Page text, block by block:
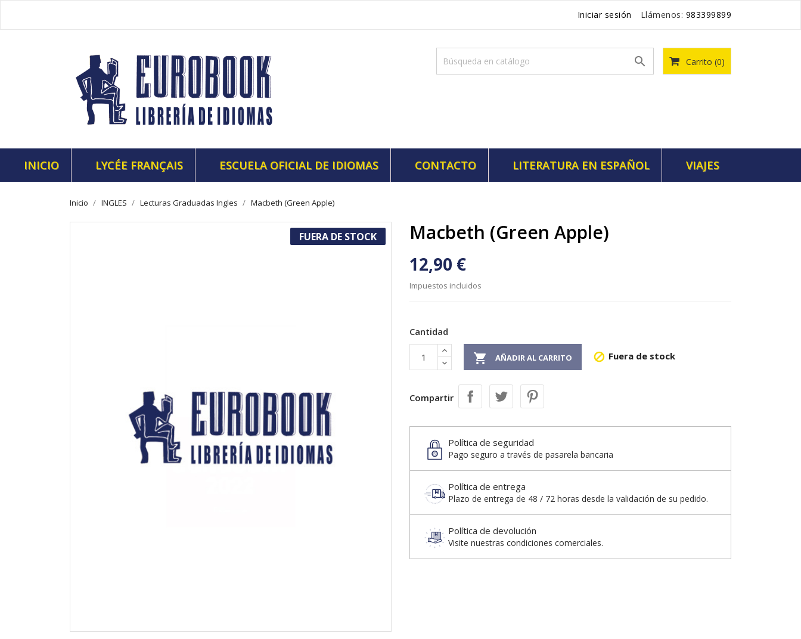
Iniciar sesión Llámenos: 983399899
Carrito (0)

INICIO LYCÉE FRANÇAIS ESCUELA OFICIAL DE IDIOMAS CONTACTO LITERATURA EN ESPAÑOL VIAJES
Inicio INGLES Lecturas Graduadas Ingles Macbeth (Green Apple)
FUERA DE STOCK Macbeth (Green Apple)
12,90 €
Impuestos incluidos
Cantidad
 AÑADIR AL CARRITO  Fuera de stock
Compartir
Política de seguridad
Pago seguro a través de pasarela bancaria
Política de entrega
Plazo de entrega de 48 / 72 horas desde la validación de su pedido.
Política de devolución
Visite nuestras condiciones comerciales.